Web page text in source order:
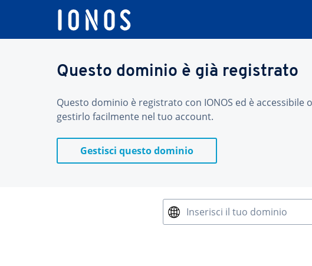
Questo dominio è già registrato
Questo dominio è registrato con IONOS ed è
gestirlo facilmente nel tuo account.
Gestisci questo dominio
Inserisci il tuo dominio